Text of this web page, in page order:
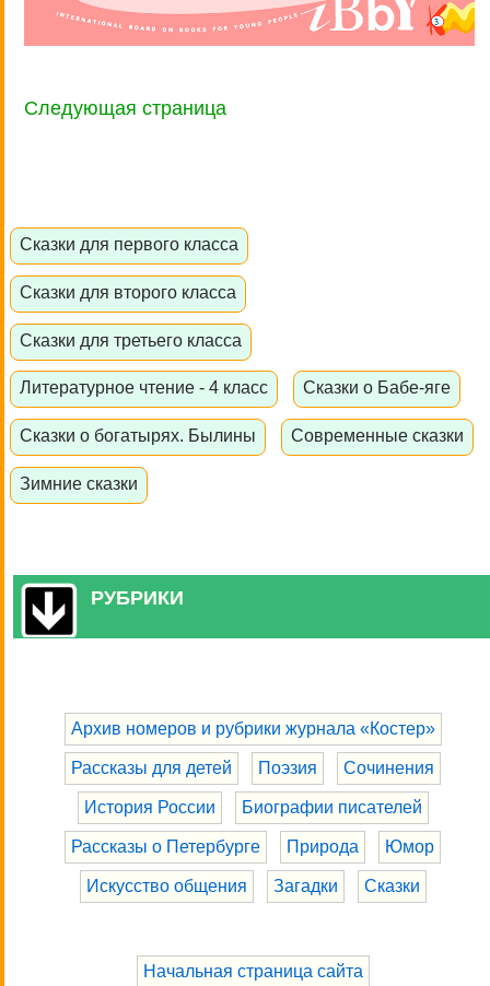
Следующая страница
Сказки для первого класса
Сказки для второго класса
Сказки для третьего класса
Литературное чтение - 4 класс Сказки о Бабе-яге
Сказки о богатырях. Былины Современные сказки
Зимние сказки
РУБРИКИ
Архив номеров и рубрики журнала «Костер»
Рассказы для детей Поэзия Сочинения
История России Биографии писателей
Рассказы о Петербурге Природа Юмор
Искусство общения Загадки Сказки
Начальная страница сайта